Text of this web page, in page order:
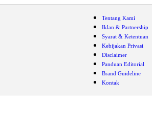
Tentang Kami
Iklan & Partnership
Syarat & Ketentuan
Kebijakan Privasi
Disclaimer
Panduan Editorial
Brand Guideline
Kontak